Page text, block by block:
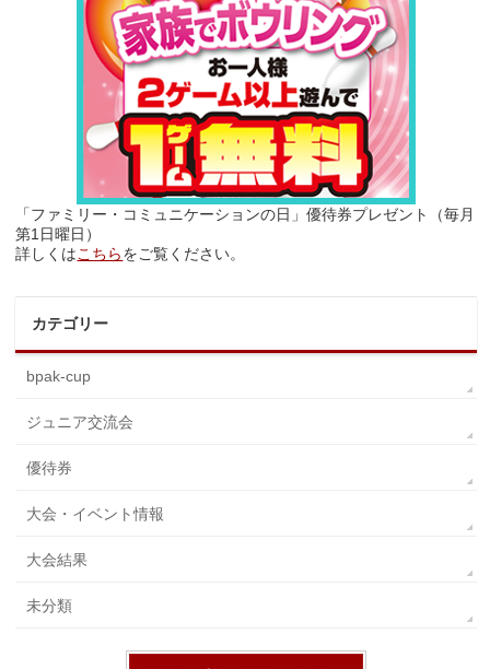
「ファミリー・コミュニケーションの日」優待券プレゼント（毎月
第1日曜日）
詳しくはこちらをご覧ください。
カテゴリー
bpak-cup
ジュニア交流会
優待券
大会・イベント情報
大会結果
未分類